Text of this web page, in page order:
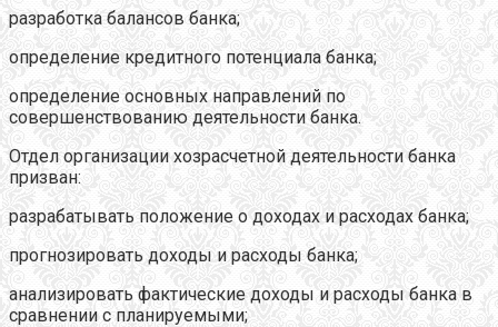
разработка балансов банка;
определение кредитного потенциала банка;
определение основных направлений по
совершенствованию деятельности банка.
Отдел организации хозрасчетной деятельности банка
призван:
разрабатывать положение о доходах и расходах банка;
прогнозировать доходы и расходы банка;
анализировать фактические доходы и расходы банка в
сравнении с планируемыми;